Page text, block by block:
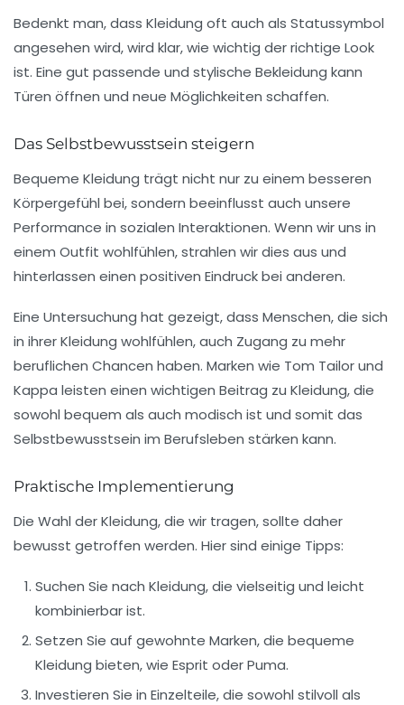
Bedenkt man, dass Kleidung oft auch als Statussymbol
angesehen wird, wird klar, wie wichtig der richtige Look
ist. Eine gut passende und stylische Bekleidung kann
Türen öffnen und neue Möglichkeiten schaffen.
Das Selbstbewusstsein steigern
Bequeme Kleidung trägt nicht nur zu einem besseren
Körpergefühl bei, sondern beeinflusst auch unsere
Performance in sozialen Interaktionen. Wenn wir uns in
einem Outfit wohlfühlen, strahlen wir dies aus und
hinterlassen einen positiven Eindruck bei anderen.
Eine Untersuchung hat gezeigt, dass Menschen, die sich
in ihrer Kleidung wohlfühlen, auch Zugang zu mehr
beruflichen Chancen haben. Marken wie Tom Tailorund
Kappa leisten einen wichtigen Beitrag zu Kleidung, die
sowohl bequem als auch modisch ist und somit das
Selbstbewusstsein im Berufsleben stärken kann.
Praktische Implementierung
Die Wahl der Kleidung, die wir tragen, sollte daher
bewusst getroffen werden. Hier sind einige Tipps:
Suchen Sie nach Kleidung, die vielseitig und leicht
kombinierbar ist.
Setzen Sie auf gewohnte Marken, die bequeme
Kleidung bieten, wie Esprit oderPuma.
Investieren Sie in Einzelteile, die sowohl stilvoll als